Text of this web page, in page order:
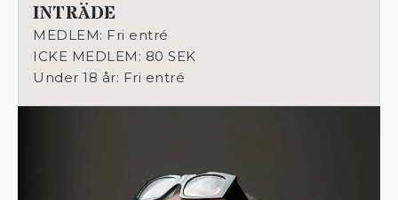
INTRÄDE
MEDLEM: Fri entré
ICKE MEDLEM: 80 SEK
Under 18 år: Fri entré